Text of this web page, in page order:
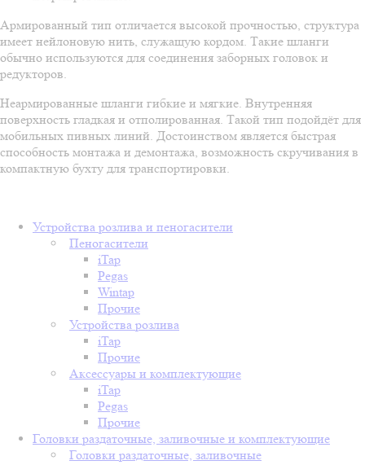
Армированный тип отличается высокой прочностью, структура
имеет нейлоновую нить, служащую кордом. Такие шланги
обычно используются для соединения заборных головок и
редукторов.
Неармированные шланги гибкие и мягкие. Внутренняя
поверхность гладкая и отполированная. Такой тип подойдёт для
мобильных пивных линий. Достоинством является быстрая
способность монтажа и демонтажа, возможность скручивания в
компактную бухту для транспортировки.
Устройства розлива и пеногасители
Пеногасители
iTap
Pegas
Wintap
Прочие
Устройства розлива
iTap
Прочие
Аксессуары и комплектующие
iTap
Pegas
Прочие
Головки раздаточные, заливочные и комплектующие
Головки раздаточные, заливочные